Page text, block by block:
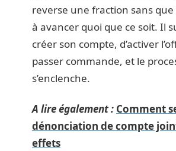
reverse une fraction sans que
à avancer quoi que ce soit. Il
créer son compte, d’activer
passer commande, et le
s’enclenche.
A lire également : Comment
dénonciation de compte
effets